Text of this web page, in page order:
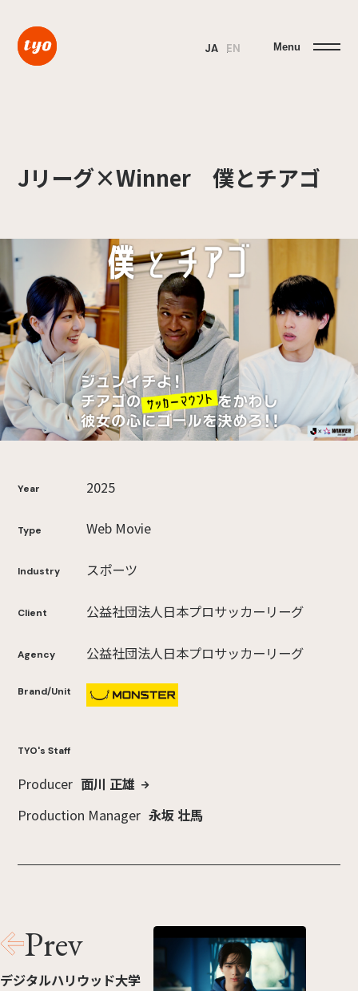
JA EN Menu
Jリーグ×Winner 僕とチアゴ
Year 2025
Type Web Movie
Industry スポーツ
Client 公益社団法人日本プロサッカーリーグ
Agency 公益社団法人日本プロサッカーリーグ
Brand/Unit
TYO's Staff
Producer ⾯川 正雄
Production Manager 永坂 壮⾺
Prev
デジタルハリウッド大学